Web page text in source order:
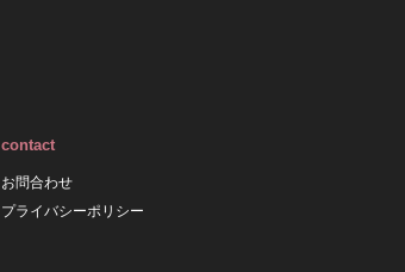
contact
お問合わせ
プライバシーポリシー